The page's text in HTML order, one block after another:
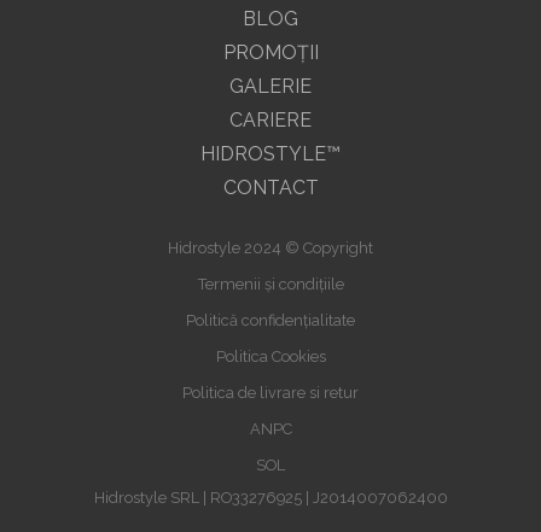
BLOG
PROMOŢII
GALERIE
CARIERE
HIDROSTYLE™
CONTACT
Hidrostyle 2024 © Copyright
Termenii și condițiile
Politică confidențialitate
Politica Cookies
Politica de livrare si retur
ANPC
SOL
Hidrostyle SRL | RO33276925 | J2014007062400